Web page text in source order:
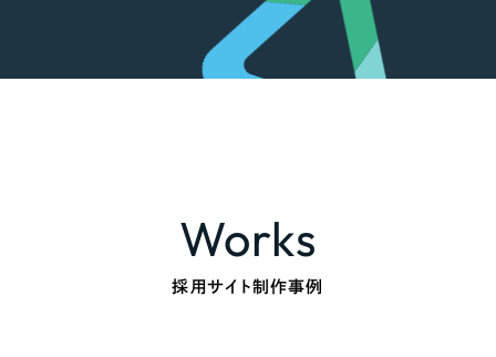
Works
採用サイト制作事例